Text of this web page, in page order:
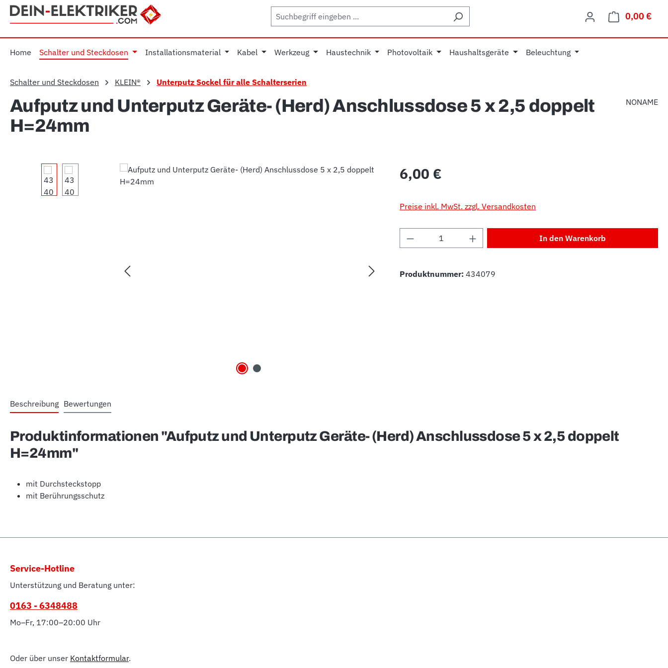
Hauptinhalt springen
Zur Suche springen
Zur Hauptnavigation springen 0,00 €
Home Schalter und Steckdosen Installationsmaterial Kabel Werkzeug Haustechnik Photovoltaik Haushaltsgeräte Beleuchtung
Schalter und Steckdosen KLEIN® Unterputz Sockel für alle Schalterserien
Aufputz und Unterputz Geräte- (Herd) Anschlussdose 5 x 2,5 doppelt
H=24mm
NONAME
Bildergalerie überspringen Regulärer Preis:
6,00 €
Preise inkl. MwSt. zzgl. Versandkosten
Produkt Anzahl: Gib den gewünschten Wert ein
In den Warenkorb
Produktnummer: 434079
Beschreibung Bewertungen
Produktinformationen "Aufputz und Unterputz Geräte- (Herd) Anschlussdose 5 x 2,5 doppelt
H=24mm"
mit Durchsteckstopp
mit Berührungsschutz
Service-Hotline
Unterstützung und Beratung unter:
0163 - 6348488
Mo–Fr, 17:00–20:00 Uhr
Oder über unser Kontaktformular.